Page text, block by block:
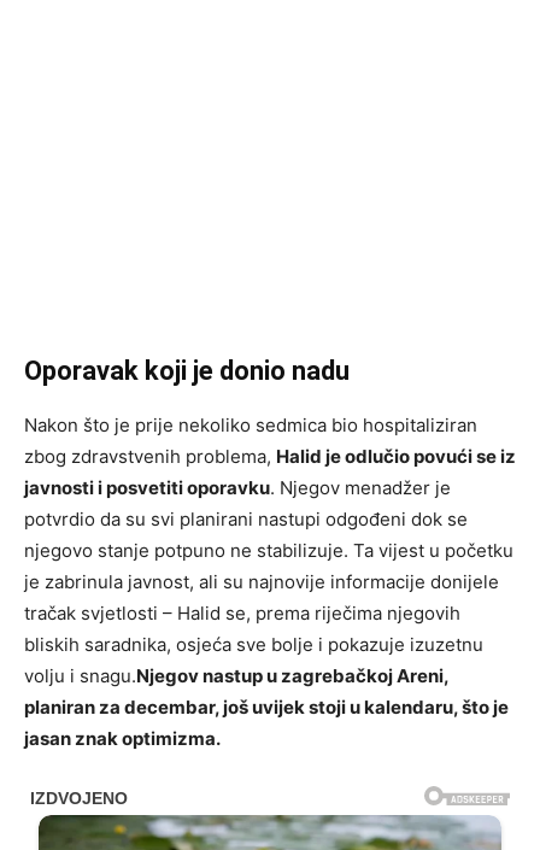
Oporavak koji je donio nadu
Nakon što je prije nekoliko sedmica bio hospitaliziran
zbog zdravstvenih problema, Halid je odlučio povući se iz
javnosti i posvetiti oporavku. Njegov menadžer je
potvrdio da su svi planirani nastupi odgođeni dok se
njegovo stanje potpuno ne stabilizuje. Ta vijest u početku
je zabrinula javnost, ali su najnovije informacije donijele
tračak svjetlosti – Halid se, prema riječima njegovih
bliskih saradnika, osjeća sve bolje i pokazuje izuzetnu
volju i snagu.Njegov nastup u zagrebačkoj Areni,
planiran za decembar, još uvijek stoji u kalendaru, što je
jasan znak optimizma.